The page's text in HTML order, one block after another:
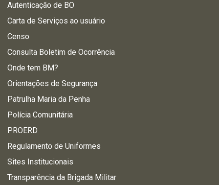
Autenticação de BO
Carta de Serviços ao usuário
Censo
Consulta Boletim de Ocorrência
Onde tem BM?
Orientações de Segurança
Patrulha Maria da Penha
Polícia Comunitária
PROERD
Regulamento de Uniformes
Sites Institucionais
Transparência da Brigada Militar